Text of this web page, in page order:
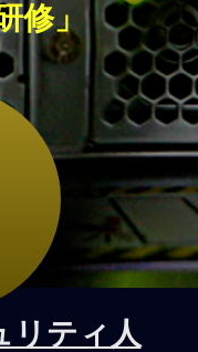
修」
リティ人